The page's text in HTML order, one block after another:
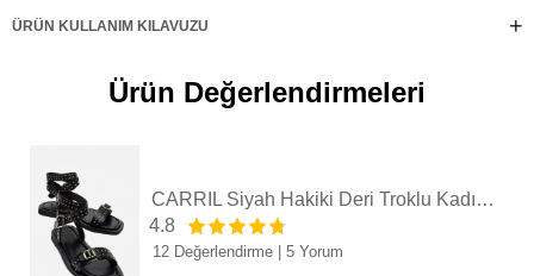
ÜRÜN KULLANIM KILAVUZU
Ürün Değerlendirmeleri
CARRİL Siyah Hakiki Deri Troklu Kadın Sandalet
4.8
12 Değerlendirme | 5 Yorum